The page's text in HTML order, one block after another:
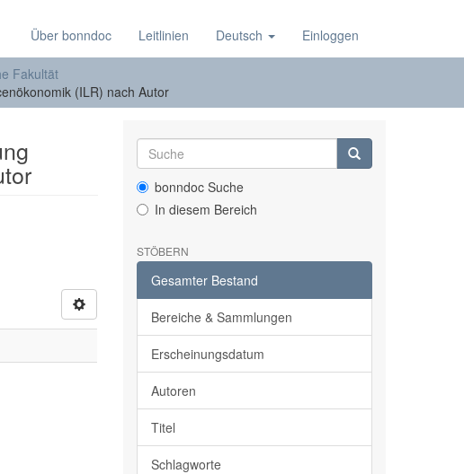
Über bonndoc Leitlinien Deutsch Einloggen
Fakultät
(ILR) nach Autor
bonndoc Suche
In diesem Bereich
STÖBERN
Gesamter Bestand
Bereiche & Sammlungen
Erscheinungsdatum
Autoren
Titel
Schlagworte